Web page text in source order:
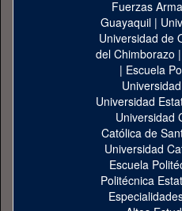
Fuerzas
Guayaquil|
Universidad de
del Chimborazo |
| Escuela
Universidad
Universidad
Católica de
Universidad
Escuela
Politécnica